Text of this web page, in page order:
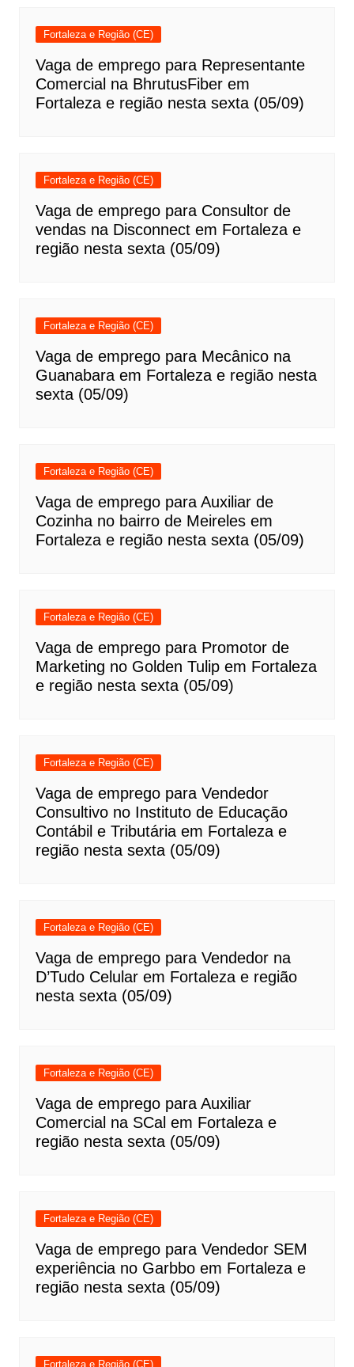
Fortaleza e Região (CE)
Vaga de emprego para Representante
Comercial na BhrutusFiber em
Fortaleza e região nesta sexta (05/09)
Fortaleza e Região (CE)
Vaga de emprego para Consultor de
vendas na Disconnect em Fortaleza e
região nesta sexta (05/09)
Fortaleza e Região (CE)
Vaga de emprego para Mecânico na
Guanabara em Fortaleza e região nesta
sexta (05/09)
Fortaleza e Região (CE)
Vaga de emprego para Auxiliar de
Cozinha no bairro de Meireles em
Fortaleza e região nesta sexta (05/09)
Fortaleza e Região (CE)
Vaga de emprego para Promotor de
Marketing no Golden Tulip em Fortaleza
e região nesta sexta (05/09)
Fortaleza e Região (CE)
Vaga de emprego para Vendedor
Consultivo no Instituto de Educação
Contábil e Tributária em Fortaleza e
região nesta sexta (05/09)
Fortaleza e Região (CE)
Vaga de emprego para Vendedor na
D’Tudo Celular em Fortaleza e região
nesta sexta (05/09)
Fortaleza e Região (CE)
Vaga de emprego para Auxiliar
Comercial na SCal em Fortaleza e
região nesta sexta (05/09)
Fortaleza e Região (CE)
Vaga de emprego para Vendedor SEM
experiência no Garbbo em Fortaleza e
região nesta sexta (05/09)
Fortaleza e Região (CE)